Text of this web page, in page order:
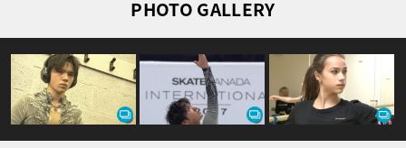
PHOTO GALLERY